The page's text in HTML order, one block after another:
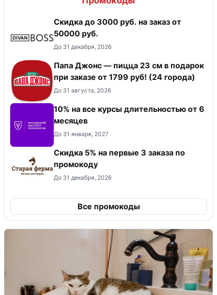
Скидка до 3000 руб. на заказ от
50000 руб.
До 31 декабря, 2026
Папа Джонс — пицца 23 см в подарок
при заказе от 1799 руб! (24 города)
До 31 августа, 2026
10% на все курсы длительностью от 6
месяцев
До 31 января, 2027
Скидка 5% на первые 3 заказа по
промокоду
До 31 декабря, 2026
Все промокоды